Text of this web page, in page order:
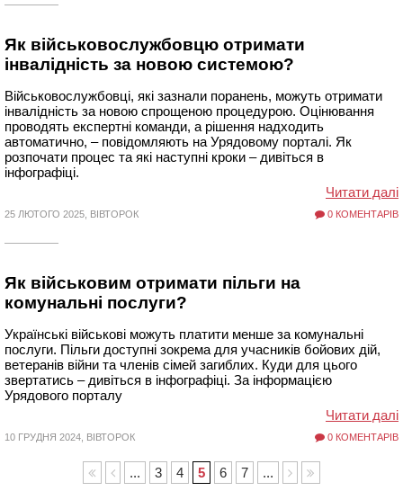
Як військовослужбовцю отримати
інвалідність за новою системою?
Військовослужбовці, які зазнали поранень, можуть отримати
інвалідність за новою спрощеною процедурою. Оцінювання
проводять експертні команди, а рішення надходить
автоматично, – повідомляють на Урядовому порталі. Як
розпочати процес та які наступні кроки – дивіться в
інфографіці.
Читати далі
25 ЛЮТОГО 2025, ВІВТОРОК 0 КОМЕНТАРІВ
Як військовим отримати пільги на
комунальні послуги?
Українські військові можуть платити менше за комунальні
послуги. Пільги доступні зокрема для учасників бойових дій,
ветеранів війни та членів сімей загиблих. Куди для цього
звертатись – дивіться в інфографіці. За інформацією
Урядового порталу
Читати далі
10 ГРУДНЯ 2024, ВІВТОРОК 0 КОМЕНТАРІВ
... 3 4 5 6 7 ...